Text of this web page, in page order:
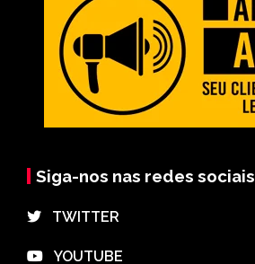
Siga-nos nas redes sociais
⠀TWITTER
⠀YOUTUBE